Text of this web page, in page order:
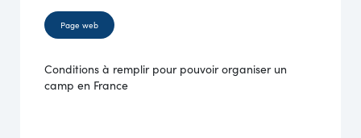
Page web
Conditions à remplir pour pouvoir organiser un
camp en France